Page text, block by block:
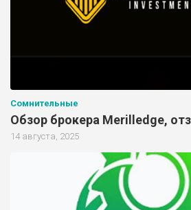
Сомнительные
Обзор брокера Merilledge,
14 августа, 2025